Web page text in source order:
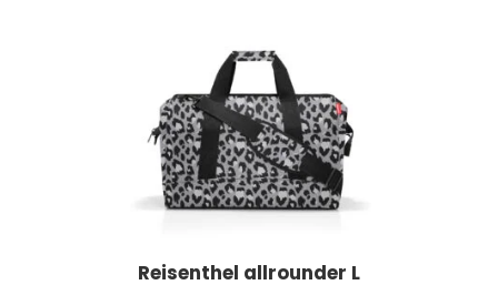
Reisenthel allrounder L